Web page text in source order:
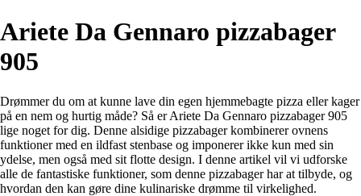
Ariete Da Gennaro pizzabager
905
Drømmer du om at kunne lave din egen hjemmebagte pizza eller kager
på en nem og hurtig måde? Så er Ariete Da Gennaro pizzabager 905
lige noget for dig. Denne alsidige pizzabager kombinerer ovnens
funktioner med en ildfast stenbase og imponerer ikke kun med sin
ydelse, men også med sit flotte design. I denne artikel vil vi udforske
alle de fantastiske funktioner, som denne pizzabager har at tilbyde, og
hvordan den kan gøre dine kulinariske drømme til virkelighed.